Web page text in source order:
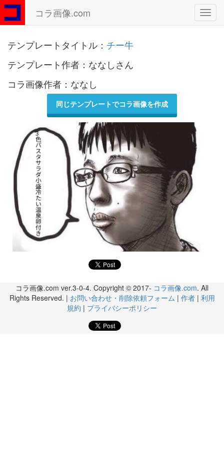
コラ画像.com
テンプレートタイトル： チー牛
テンプレート作者：ななしさん
コラ画像作者：ななし
同じテンプレートでコラ画像を作成
コラ画像.com ver.3-0-4. Copyright © 2017- コラ画像.com. All
Rights Reserved. | お問い合わせ・削除依頼フォーム | 作者| 利用
規約 | プライバシーポリシー